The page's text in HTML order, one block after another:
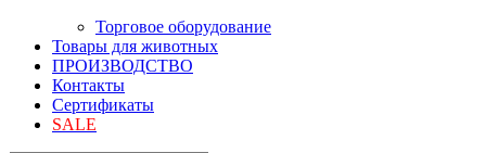
Торговое оборудование
Товары для животных
ПРОИЗВОДСТВО
Контакты
Сертификаты
SALE